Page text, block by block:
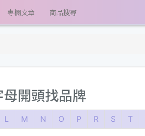
專欄文章 商品搜尋
開頭找品牌
L M N O P R S T